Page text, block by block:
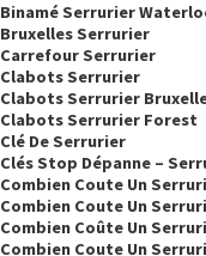
Binamé Serrurier
Bruxelles Serrurier
Carrefour Serrurier
Clabots Serrurier
Clabots Serrurier
Clabots Serrurier Forest
Clé De Serrurier
Clés Stop Dépanne –
Combien Coute Un
Combien Coute Un
Combien Coûte Un
Combien Coute Un